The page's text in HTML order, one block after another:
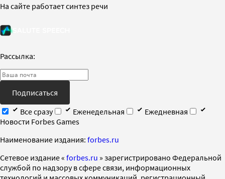
На сайте работает синтез речи
Рассылка:
Подписаться
Все сразу
Еженедельная
Ежедневная
Новости Forbes Games
Наименование издания: forbes.ru
Cетевое издание « forbes.ru » зарегистрировано Федеральной
службой по надзору в сфере связи, информационных